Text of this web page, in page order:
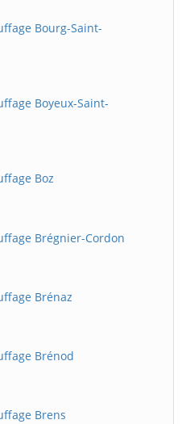
Bourg-Saint-
Boyeux-Saint-
Boz
Brégnier-Cordon
Brénaz
Brénod
Brens